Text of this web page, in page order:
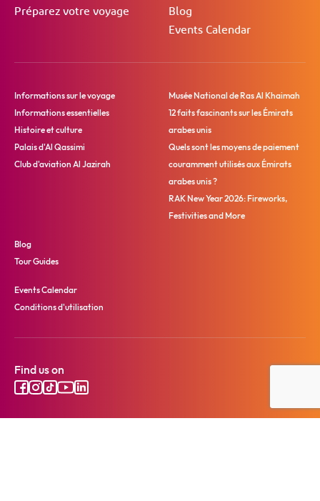
Préparez votre voyage
Blog
Events Calendar
Informations sur le voyage
Informations essentielles
Histoire et culture
Palais d'Al Qassimi
Club d'aviation Al Jazirah
Musée National de Ras Al Khaimah
12 faits fascinants sur les Émirats
arabes unis
Quels sont les moyens de paiement
couramment utilisés aux Émirats
arabes unis ?
RAK New Year 2026: Fireworks,
Festivities and More
Blog
Tour Guides
Events Calendar
Conditions d'utilisation
Find us on